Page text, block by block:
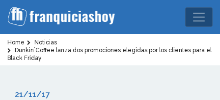
Home
Noticias
Dunkin´Coffee lanza dos promociones elegidas por los clientes para el
Black Friday
21/11/17